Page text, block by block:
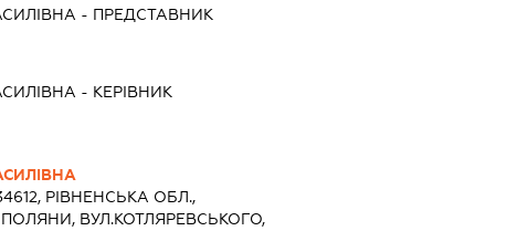
- ПРЕДСТАВНИК
- КЕРІВНИК
РІВНЕНСЬКА ОБЛ.,
ВУЛ.КОТЛЯРЕВСЬКОГО,